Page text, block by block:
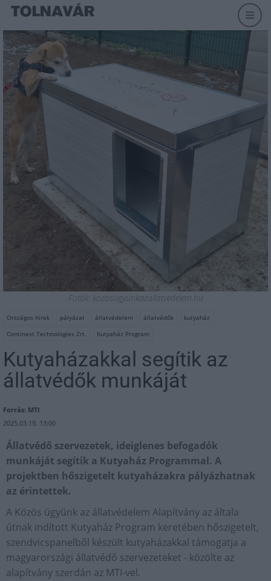
Fotók: kozosugyunkazallatvedelem.hu
Országos hírek pályázat állatvédelem állatvédők
kutyaház
Continest Technologies Zrt.
Kutyaház Program
Kutyaházakkal segítik az
állatvédők munkáját
Forrás: MTI
2025.03.19. 13:00
Állatvédő szervezetek, ideiglenes befogadók
munkáját segítik a Kutyaház Programmal. A
projektben hőszigetelt kutyaházakra pályázhatnak
az érintettek.
A Közös ügyünk az állatvédelem Alapítvány az általa
útnak indított Kutyaház Program keretében hőszigetelt,
szendvicspanelből készült kutyaházakkal támogatja a
magyarországi állatvédő szervezeteket - közölte az
alapítvány szerdán az MTI-vel.